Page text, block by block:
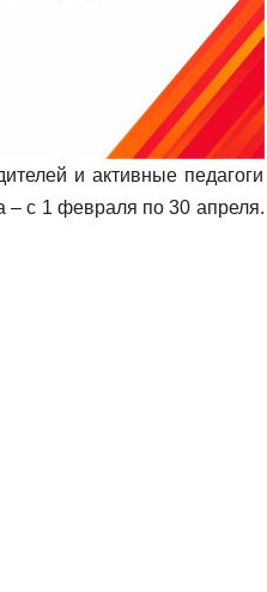
и активные педагоги
– с 1 февраля по 30 апреля.